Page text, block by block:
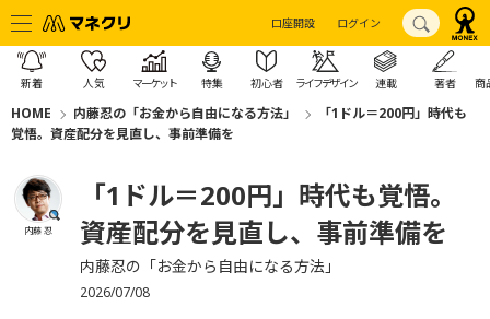
口座開設 ログイン
新着 人気 マーケット 特集 初心者 ライフデザイン 連載 著者 商
HOME 内藤忍の「お金から自由になる方法」
「1ドル＝200円」時代も
覚悟。資産配分を見直し、事前準備を
内藤 忍
「1ドル＝200円」時代も覚悟。
資産配分を見直し、事前準備を
内藤忍の「お金から自由になる方法」
2026/07/08